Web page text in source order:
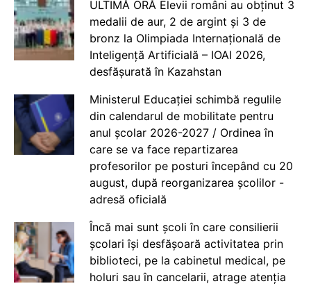
ULTIMĂ ORĂ Elevii români au obținut 3
medalii de aur, 2 de argint și 3 de
bronz la Olimpiada Internațională de
Inteligență Artificială – IOAI 2026,
desfășurată în Kazahstan
Ministerul Educației schimbă regulile
din calendarul de mobilitate pentru
anul școlar 2026-2027 / Ordinea în
care se va face repartizarea
profesorilor pe posturi începând cu 20
august, după reorganizarea școlilor -
adresă oficială
Încă mai sunt școli în care consilierii
școlari își desfășoară activitatea prin
biblioteci, pe la cabinetul medical, pe
holuri sau în cancelarii, atrage atenția